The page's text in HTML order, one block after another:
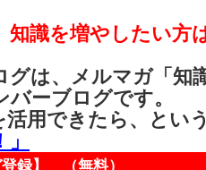
知識を増やしたい方
は、メルマガ「知
バーブログです。
用できたら、と
登録】 （無料）